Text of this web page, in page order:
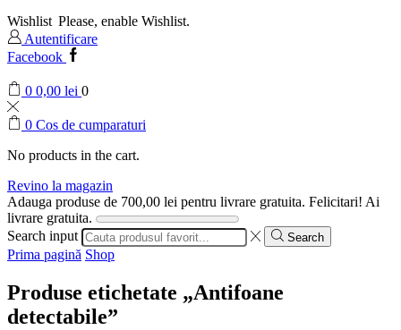
Wishlist Please, enable Wishlist.
Autentificare
Facebook
0 0,00 lei 0
0 Cos de cumparaturi
No products in the cart.
Revino la magazin
Adauga produse de 700,00 lei pentru livrare gratuita. Felicitari! Ai
livrare gratuita.
Search input
Search
Prima pagină Shop
Produse etichetate „Antifoane
detectabile”